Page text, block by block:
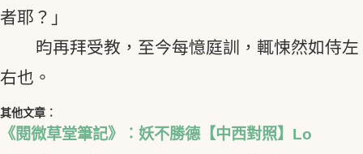
者耶？」
昀再拜受教，至今每憶庭訓，輒悚然如侍左
右也。
其他文章︰
《閱微草堂筆記》︰妖不勝德【中西對照】Lo